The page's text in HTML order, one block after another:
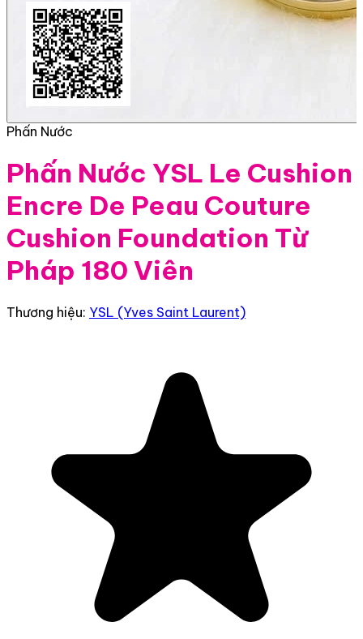
Phấn Nước
Phấn Nước YSL Le Cushion
Encre De Peau Couture
Cushion Foundation Từ
Pháp 180 Viên
Thương hiệu: YSL (Yves Saint Laurent)